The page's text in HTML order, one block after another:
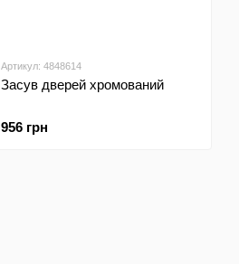
Артикул: 4848614
Засув дверей хромований
956 грн